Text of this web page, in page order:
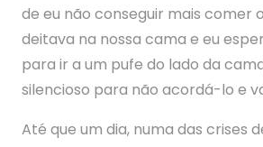
de eu não conseguir mais comer
deitava na nossa cama e eu
para ir a um pufe do lado da
silencioso para não acordá-lo e
Até que um dia, numa das crises